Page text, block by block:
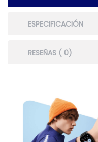
ESPECIFICACIÓN
RESEÑAS ( 0)